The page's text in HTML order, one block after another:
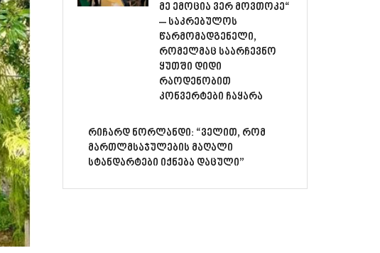
მე ემოცია ვერ მოვთოკე“
– საკრებულოს
წარმომადგენელი,
რომელმაც საარჩევნო
ყუთში დიდი
რაოდენობით
კონვერტები ჩაყარა
რიჩარდ ნორლანდი: “ველით, რომ
მართლმსაჯულების მაღალი
სტანდარტები იქნება დაცული”